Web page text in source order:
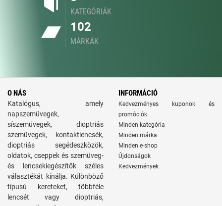
KATEGÓRIÁK
102
MÁRKÁK
O NÁS
Katalógus, amely
napszemüvegek,
síszemüvegek, dioptriás
szemüvegek, kontaktlencsék,
dioptriás segédeszközök,
oldatok, cseppek és szemüveg-
és lencsekiegészítők széles
választékát kínálja. Különböző
típusú kereteket, többféle
lencsét vagy dioptriás,
INFORMÁCIÓ
Kedvezményes kuponok és
promóciók
Minden kategória
Minden márka
Minden e-shop
Újdonságok
Kedvezmények